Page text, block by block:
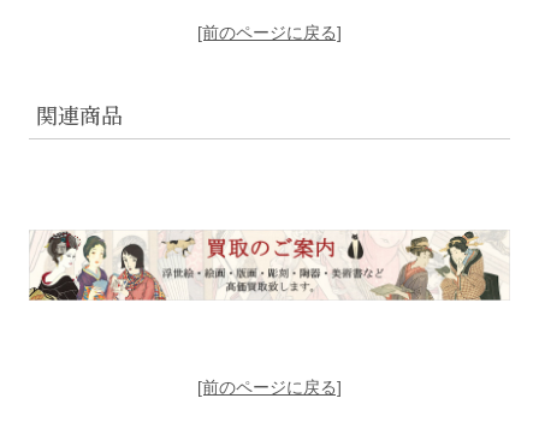
[前のページに戻る]
関連商品
[前のページに戻る]